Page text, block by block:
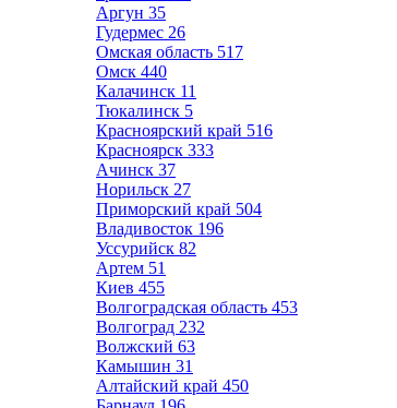
Аргун 35
Гудермес 26
Омская область 517
Омск 440
Калачинск 11
Тюкалинск 5
Красноярский край 516
Красноярск 333
Ачинск 37
Норильск 27
Приморский край 504
Владивосток 196
Уссурийск 82
Артем 51
Киев 455
Волгоградская область 453
Волгоград 232
Волжский 63
Камышин 31
Алтайский край 450